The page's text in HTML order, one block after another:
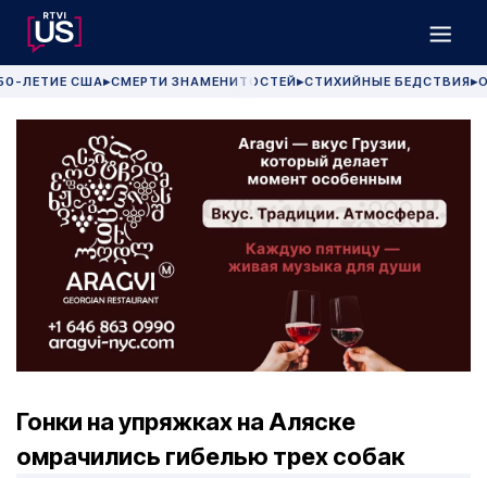
ЛЕТИЕ США▶СМЕРТИ ЗНАМЕНИТОСТЕЙ▶СТИХИЙНЫЕ БЕДСТВИЯ▶
Гонки на упряжках на Аляске
омрачились гибелью трех собак